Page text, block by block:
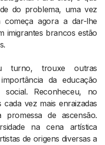
do problema, uma vez
começa agora a dar-lhe
imigrantes brancos estão
turno, trouxe outras
da educação
Reconheceu, no
cada vez mais enraizadas
de ascensão.
na cena artística
de origens diversas a